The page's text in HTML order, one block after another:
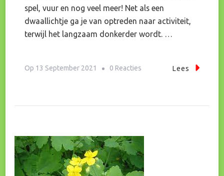
spel, vuur en nog veel meer! Net als een
dwaallichtje ga je van optreden naar activiteit,
terwijl het langzaam donkerder wordt. …
Op 13 September 2021 0 Reacties Lees